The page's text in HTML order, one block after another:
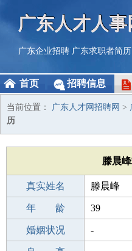
广东人才人事
广东企业招聘 广东求职者简历
首页 招聘信息
当前位置： 广东人才网招聘网 >
历
滕晨
真实姓名 滕晨峰
性 别 男
年 龄 39
出生年月 1987-01-08
婚姻状况 -